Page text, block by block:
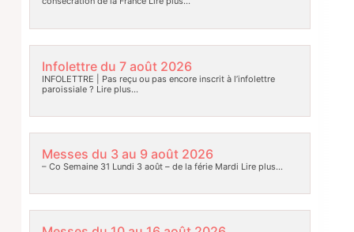
Infolettre du 7 août 2026
INFOLETTRE | Pas reçu ou pas encore inscrit à l’infolettre
paroissiale ? Lire plus…
Messes du 3 au 9 août 2026
– Co Semaine 31 Lundi 3 août – de la férie Mardi Lire plus…